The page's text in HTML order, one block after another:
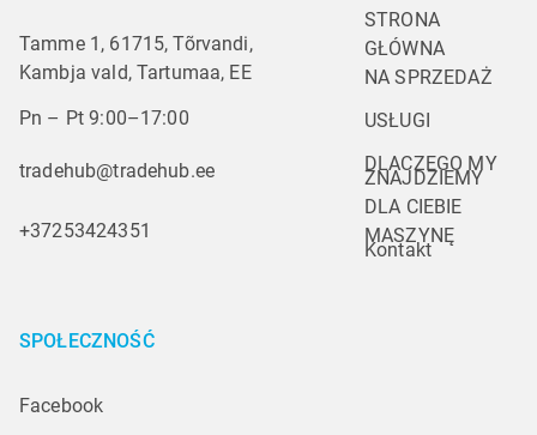
Tamme 1, 61715, Tõrvandi,
Kambja vald, Tartumaa, EE
Pn – Pt 9:00–17:00
tradehub@tradehub.ee
+37253424351
STRONA
GŁÓWNA
NA SPRZEDAŻ
USŁUGI
DLACZEGO MY
ZNAJDZIEMY
DLA CIEBIE
MASZYNĘ
Kontakt
SPOŁECZNOŚĆ
Facebook